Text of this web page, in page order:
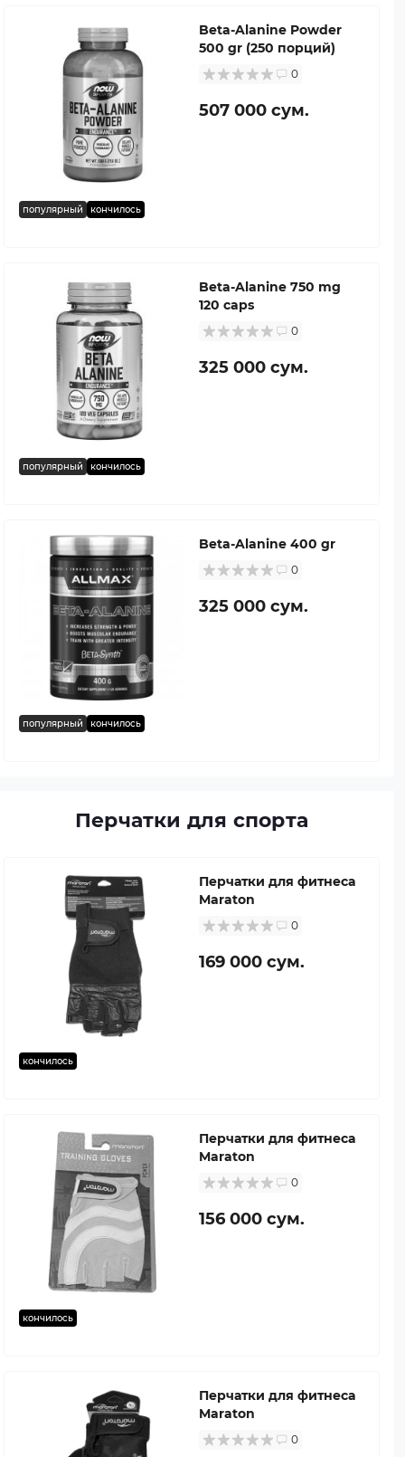
популярный кончилось
Beta-Alanine Powder
500 gr (250 порций)
0
507 000 сум.
популярный кончилось
Beta-Alanine 750 mg
120 caps
0
325 000 сум.
популярный кончилось
Beta-Alanine 400 gr
0
325 000 сум.
Перчатки для спорта
кончилось
Перчатки для фитнеса
Maraton
0
169 000 сум.
кончилось
Перчатки для фитнеса
Maraton
0
156 000 сум.
Перчатки для фитнеса
Maraton
0